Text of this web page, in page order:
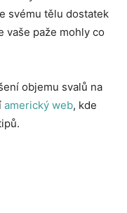
svému tělu dostatek
vaše paže mohly co
objemu svalů na
americký web, kde